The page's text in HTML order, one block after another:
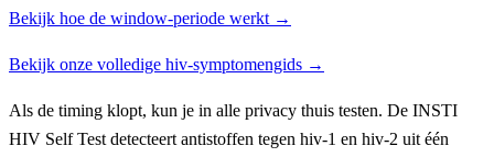
Bekijk hoe de window-periode werkt →
Bekijk onze volledige hiv-symptomengids →
Als de timing klopt, kun je in alle privacy thuis testen. De INSTI
HIV Self Test detecteert antistoffen tegen hiv-1 en hiv-2 uit één